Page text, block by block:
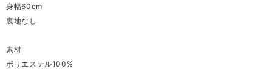
身幅60cm
裏地なし
素材
ポリエステル100%